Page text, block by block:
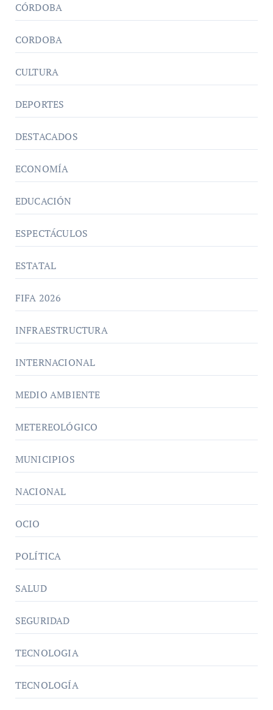
CÓRDOBA
CORDOBA
CULTURA
DEPORTES
DESTACADOS
ECONOMÍA
EDUCACIÓN
ESPECTÁCULOS
ESTATAL
FIFA 2026
INFRAESTRUCTURA
INTERNACIONAL
MEDIO AMBIENTE
METEREOLÓGICO
MUNICIPIOS
NACIONAL
OCIO
POLÍTICA
SALUD
SEGURIDAD
TECNOLOGIA
TECNOLOGÍA